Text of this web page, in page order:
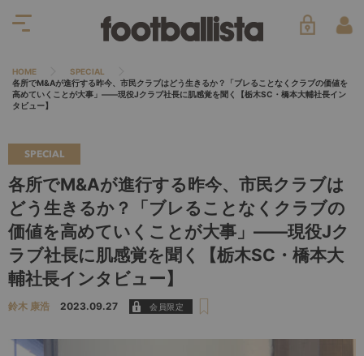
HOME
SPECIAL
各所でM&Aが進行する昨今、市民クラブはどう生きるか？「ブレることなくクラブの価値を
高めていくことが大事」――現役Jクラブ社長に肌感覚を聞く【栃木SC・橋本大輔社長イン
タビュー】
SPECIAL
各所でM&Aが進行する昨今、市民クラブは
どう生きるか？「ブレることなくクラブの
価値を高めていくことが大事」――現役Jク
ラブ社長に肌感覚を聞く【栃木SC・橋本大
輔社長インタビュー】
鈴木 康浩 2023.09.27